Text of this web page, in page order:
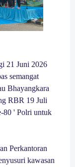
21 Juni 2026
semangat
Bhayangkara
RBR 19 Juli
80 ' Polri untuk
Perkantoran
kawasan